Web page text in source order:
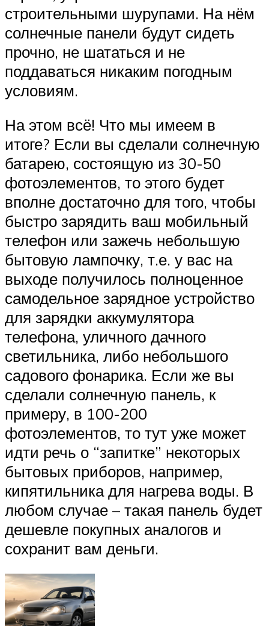
строительными шурупами. На нём
солнечные панели будут сидеть
прочно, не шататься и не
поддаваться никаким погодным
условиям.
На этом всё! Что мы имеем в
итоге? Если вы сделали солнечную
батарею, состоящую из 30-50
фотоэлементов, то этого будет
вполне достаточно для того, чтобы
быстро зарядить ваш мобильный
телефон или зажечь небольшую
бытовую лампочку, т.е. у вас на
выходе получилось полноценное
самодельное зарядное устройство
для зарядки аккумулятора
телефона, уличного дачного
светильника, либо небольшого
садового фонарика. Если же вы
сделали солнечную панель, к
примеру, в 100-200
фотоэлементов, то тут уже может
идти речь о “запитке” некоторых
бытовых приборов, например,
кипятильника для нагрева воды. В
любом случае – такая панель будет
дешевле покупных аналогов и
сохранит вам деньги.